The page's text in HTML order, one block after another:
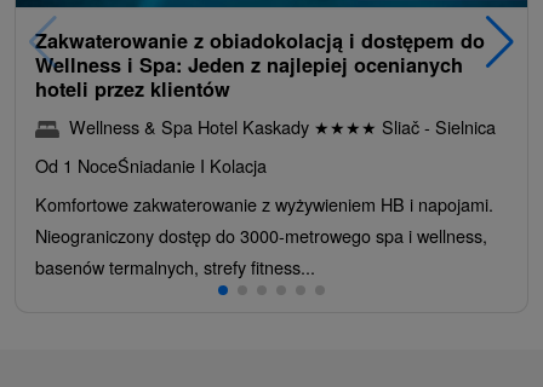
Zakwaterowanie z obiadokolacją i dostępem do
Wellness i Spa: Jeden z najlepiej ocenianych
hoteli przez klientów
Wellness & Spa Hotel Kaskady ★★★★ Sliač - Sielnica
Od 1 NoceŚniadanie I Kolacja
Komfortowe zakwaterowanie z wyżywieniem HB i napojami.
Nieograniczony dostęp do 3000-metrowego spa i wellness,
basenów termalnych, strefy fitness...